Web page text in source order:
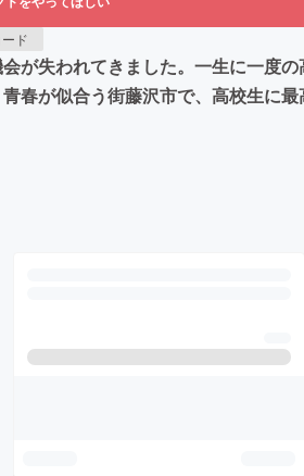
ド
が失われてきました。一生に一度
春が似合う街藤沢市で、高校生に